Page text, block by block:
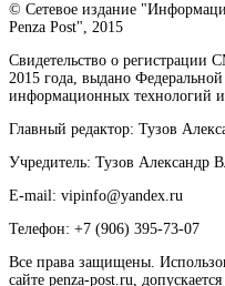
© Сетевое издание
Penza Post", 2015
Свидетельство о
2015 года, выдано
информационных технологий
Главный редактор: Тузов
Учредитель: Тузов Александр
E-mail: vipinfo@yandex.ru
Телефон: +7 (906) 395-73-07
Все права защищены.
сайте penza-post.ru,